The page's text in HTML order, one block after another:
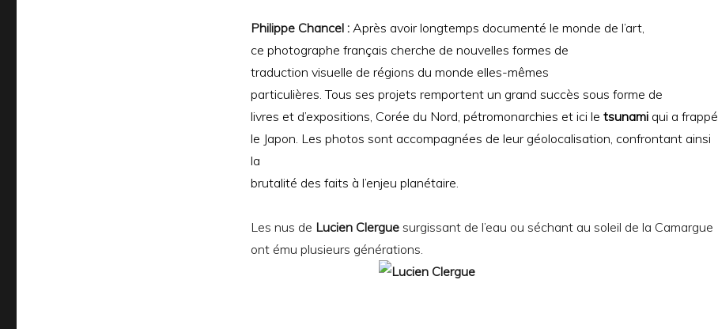
Philippe Chancel : Après avoir longtemps documenté le monde de l’art,
ce photographe français cherche de nouvelles formes de
traduction visuelle de régions du monde elles-mêmes
particulières. Tous ses projets remportent un grand succès sous forme de
livres et d’expositions, Corée du Nord, pétromonarchies et ici le tsunamiqui a frappé
le Japon. Les photos sont accompagnées de leur géolocalisation, confrontant ainsi
la
brutalité des faits à l’enjeu planétaire.
Les nus de Lucien Clergue surgissant de l’eau ou séchant au soleil de la Camargue
ont ému plusieurs générations.